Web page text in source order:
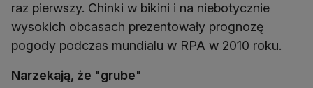
raz pierwszy. Chinki w bikini i na niebotycznie
wysokich obcasach prezentowały prognozę
pogody podczas mundialu w RPA w 2010 roku.
Narzekają, że "grube"